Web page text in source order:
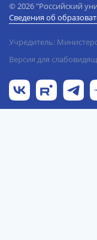
© 2026 "Российский
Сведения об
Учредитель:
Версия для